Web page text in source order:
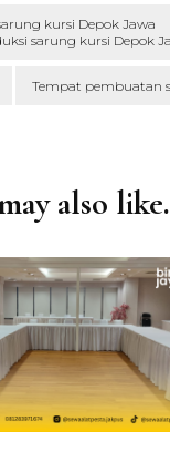
kursi Depok Jawa
sarung kursi Depok
Tempat pembuatan
also